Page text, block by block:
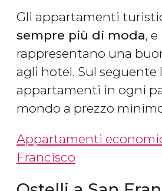
Gli appartamenti
sempre più di moda, e
rappresentano una
agli hotel. Sul seguente
appartamenti in ogni
mondo a prezzo
Appartamenti
Francisco